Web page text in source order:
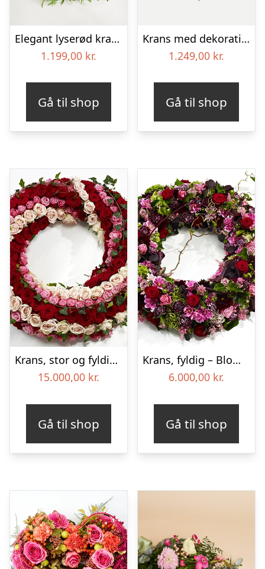
Elegant lyserød krans
1.199,00 kr.
Gå til shop
Krans med dekoration i klassisk stil – rød og hvid
1.249,00 kr.
Gå til shop
Krans, stor og fyldig – Blomster til begravelse
15.000,00 kr.
Gå til shop
Krans, fyldig – Blomster til begravelse
6.000,00 kr.
Gå til shop